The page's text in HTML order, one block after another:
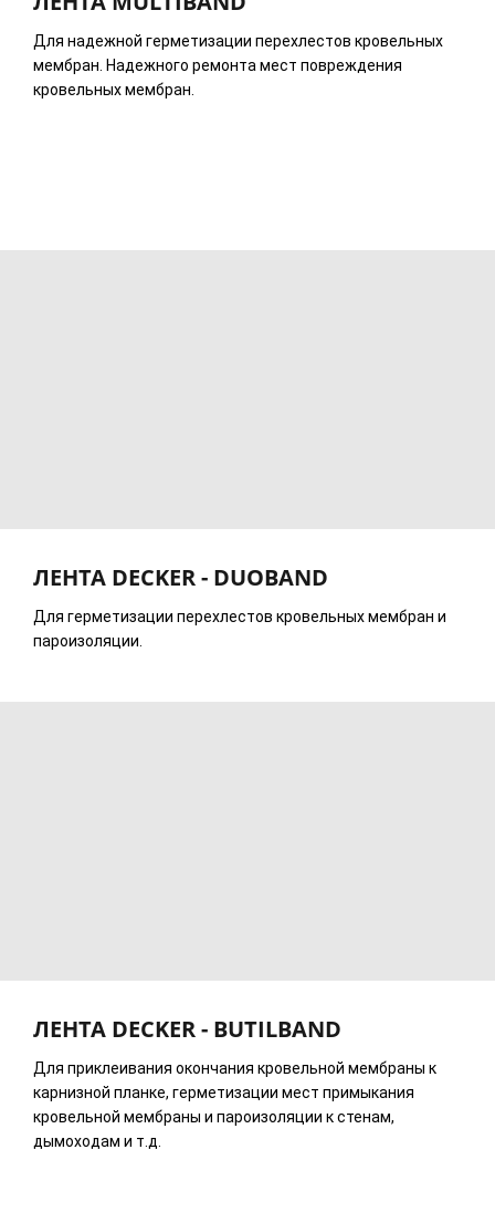
Для надежной герметизации перехлестов кровельных
мембран. Надежного ремонта мест повреждения
кровельных мембран.
ЛЕНТА DECKER - DUOBAND
Для герметизации перехлестов кровельных мембран и
пароизоляции.
ЛЕНТА DECKER - BUTILBAND
Для приклеивания окончания кровельной мембраны к
карнизной планке, герметизации мест примыкания
кровельной мембраны и пароизоляции к стенам,
дымоходам и т.д.